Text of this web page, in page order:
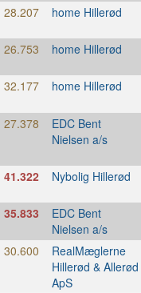
28.207 home Hillerød
26.753 home Hillerød
32.177 home Hillerød
27.378 EDC Bent
Nielsen a/s
41.322 Nybolig Hillerød
35.833 EDC Bent
Nielsen a/s
30.600 RealMæglerne
Hillerød & Allerød
ApS